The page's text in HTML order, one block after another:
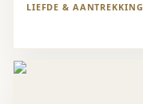
LIEFDE & AANTREKKING